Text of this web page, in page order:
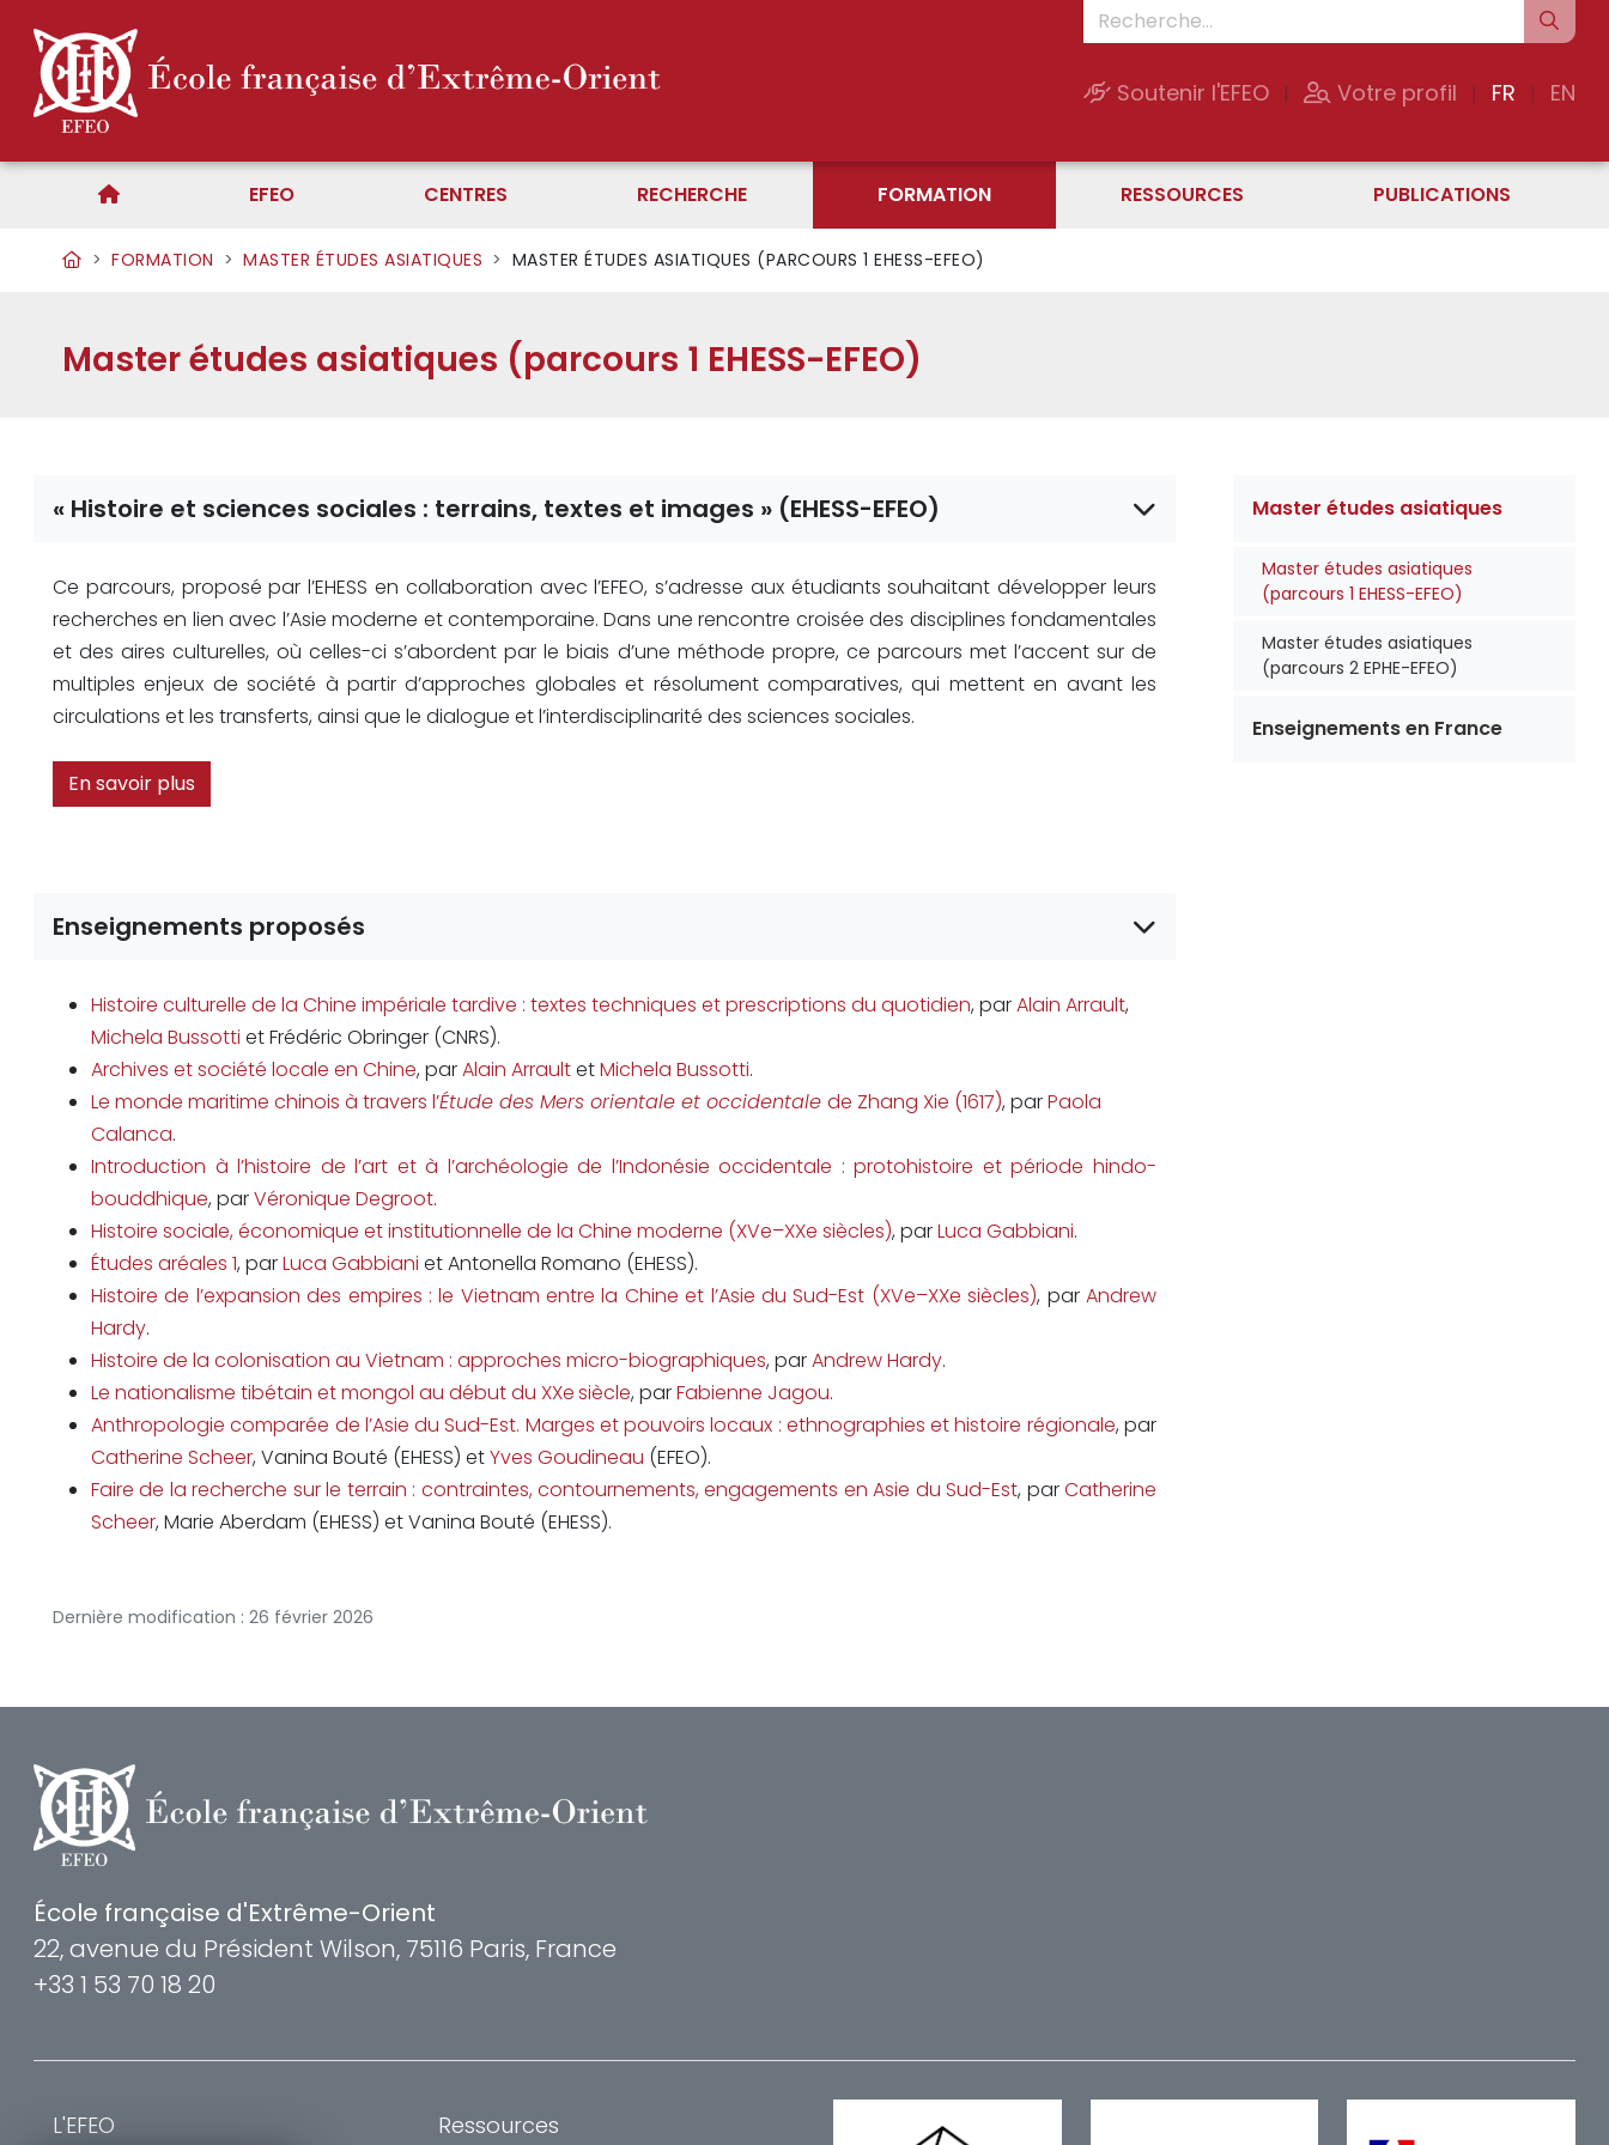
Soutenir l'EFEO | Votre profil | FR | EN
EFEO CENTRES RECHERCHE FORMATION RESSOURCES PUBLICATIONS
FORMATION MASTER ÉTUDES ASIATIQUES MASTER ÉTUDES ASIATIQUES (PARCOURS 1 EHESS-EFEO)
Master études asiatiques (parcours 1 EHESS-EFEO)
« Histoire et sciences sociales : terrains, textes et images » (EHESS-EFEO)
Ce parcours, proposé par l’EHESS en collaboration avec l’EFEO, s’adresse aux étudiants souhaitant développer leurs
recherches en lien avec l’Asie moderne et contemporaine. Dans une rencontre croisée des disciplines fondamentales
et des aires culturelles, où celles-ci s’abordent par le biais d’une méthode propre, ce parcours met l’accent sur de
multiples enjeux de société à partir d’approches globales et résolument comparatives, qui mettent en avant les
circulations et les transferts, ainsi que le dialogue et l’interdisciplinarité des sciences sociales.
En savoir plus
Enseignements proposés
Histoire culturelle de la Chine impériale tardive : textes techniques et prescriptions du quotidien, parAlain Arrault,
Michela Bussotti et Frédéric Obringer (CNRS).
Archives et société locale en Chine, parAlain ArraultetMichela Bussotti.
Le monde maritime chinois à travers l’Étude des Mers orientale et occidentale de Zhang Xie (1617), parPaola
Calanca.
Introduction à l’histoire de l’art et à l’archéologie de l’Indonésie occidentale : protohistoire et période hindo-
bouddhique, parVéronique Degroot.
Histoire sociale, économique et institutionnelle de la Chine moderne (XVe–XXe siècles), parLuca Gabbiani.
Études aréales 1, parLuca Gabbiani et Antonella Romano (EHESS).
Histoire de l’expansion des empires : le Vietnam entre la Chine et l’Asie du Sud-Est (XVe–XXe siècles), parAndrew
Hardy.
Histoire de la colonisation au Vietnam : approches micro-biographiques, parAndrew Hardy.
Le nationalisme tibétain et mongol au début du XXesiècle, parFabienne Jagou.
Anthropologie comparée de l’Asie du Sud-Est. Marges et pouvoirs locaux : ethnographies et histoire régionale, par
Catherine Scheer, Vanina Bouté (EHESS) etYves Goudineau (EFEO).
Faire de la recherche sur le terrain : contraintes, contournements, engagements en Asie du Sud-Est, parCatherine
Scheer, Marie Aberdam (EHESS) et Vanina Bouté (EHESS).
Master études asiatiques
Master études asiatiques
(parcours 1 EHESS-EFEO)
Master études asiatiques
(parcours 2 EPHE-EFEO)
Enseignements en France
Dernière modification : 26 février 2026
École française d'Extrême-Orient
22, avenue du Président Wilson, 75116 Paris, France
+33 1 53 70 18 20
L'EFEO Ressources